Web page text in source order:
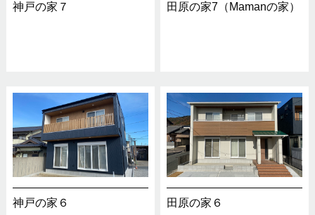
神戸の家７ 田原の家7（Mamanの家）
神戸の家６ 田原の家６